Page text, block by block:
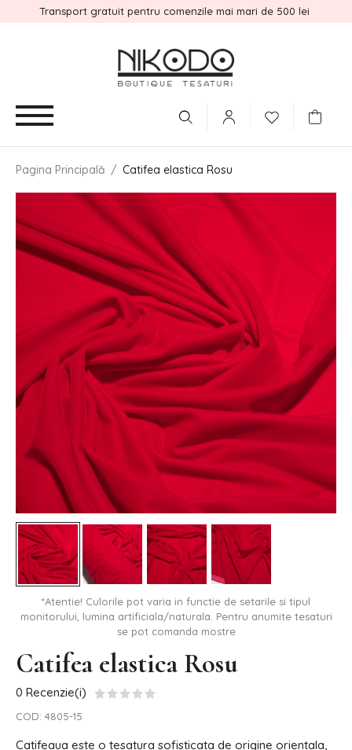
Transport gratuit pentru comenzile mai mari de 500 lei
Pagina Principală / Catifea elastica Rosu
*Atentie! Culorile pot varia in functie de setarile si tipul
monitorului, lumina artificiala/naturala. Pentru anumite tesaturi
se pot comanda mostre
Catifea elastica Rosu
0 Recenzie(i)
COD: 4805-15
Catifeaua este o tesatura sofisticata de origine orientala,